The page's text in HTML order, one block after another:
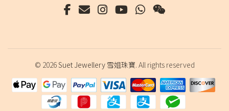
© 2026Suet Jewellery 雪姐珠寶. All rights reserved